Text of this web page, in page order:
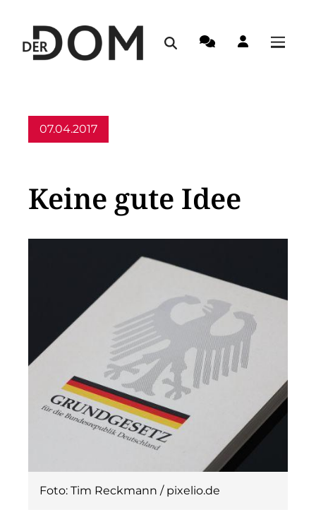
07.04.2017
Keine gute Idee
Foto: Tim Reckmann / pixelio.de